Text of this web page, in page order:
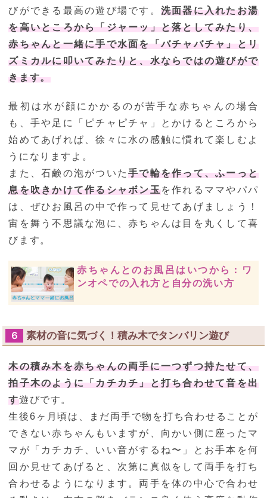
びができる最高の遊び場です。 洗面器に入れたお湯
を高いところから「ジャーッ」と落としてみたり、
赤ちゃんと一緒に手で水面を「バチャバチャ」とリ
ズミカルに叩いてみたりと、水ならではの遊びがで
きます。
最初は水が顔にかかるのが苦手な赤ちゃんの場合
も、手や足に「ピチャピチャ」とかけるところから
始めてあげれば、徐々に水の感触に慣れて楽しむよ
うになりますよ。
また、石鹸の泡がついた手で輪を作って、ふーっと
息を吹きかけて作るシャボン玉を作れるママやパパ
は、ぜひお風呂の中で作って見せてあげましょう！
宙を舞う不思議な泡に、赤ちゃんは目を丸くして喜
びます。
赤ちゃんとのお風呂はいつから：ワ
ンオペでの入れ方と自分の洗い方
６ 素材の音に気づく！積み木でタンバリン遊び
木の積み木を赤ちゃんの両手に一つずつ持たせて、
拍子木のように「カチカチ」と打ち合わせて音を出
す遊びです。
生後6ヶ月頃は、まだ両手で物を打ち合わせることが
できない赤ちゃんもいますが、向かい側に座ったマ
マが「カチカチ、いい音がするね〜」とお手本を何
回か見せてあげると、次第に真似をして両手を打ち
合わせるようになります。両手を体の中心で合わせ